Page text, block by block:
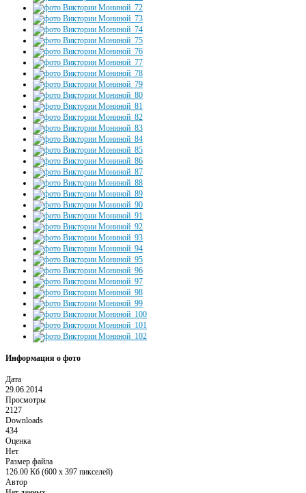
Информация о фото
Дата
29.06.2014
Просмотры
2127
Downloads
434
Оценка
Нет
Размер файла
126.00 Кб (600 x 397 пикселей)
Автор